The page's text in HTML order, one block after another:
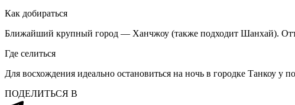
Как добираться
Ближайший крупный город — Ханчжоу (также подходит Шанхай).
Где селиться
Для восхождения идеально остановиться на ночь в городке Танкоу
ПОДЕЛИТЬСЯ В